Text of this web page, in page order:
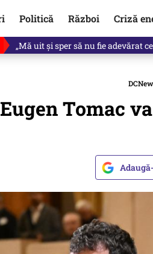
Politică Război Criză
Ce se întâmplă cu primul buletin
Eugen Tomac